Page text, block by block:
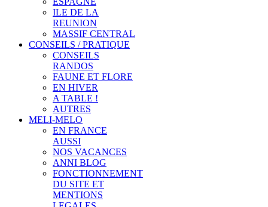
ILE DE LA
REUNION
MASSIF CENTRAL
CONSEILS / PRATIQUE
CONSEILS
RANDOS
FAUNE ET FLORE
EN HIVER
A TABLE !
AUTRES
MELI-MELO
EN FRANCE
AUSSI
NOS VACANCES
ANNI BLOG
FONCTIONNEMENT
DU SITE ET
MENTIONS